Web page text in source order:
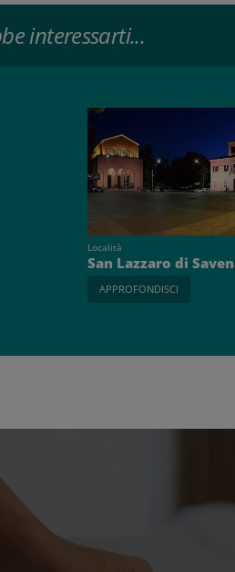
interessarti...
Località
San Lazzaro di
APPROFONDISCI